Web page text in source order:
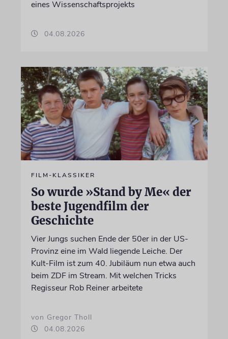
eines Wissenschaftsprojekts
04.08.2026
FILM-KLASSIKER
So wurde »Stand by Me« der
beste Jugendfilm der
Geschichte
Vier Jungs suchen Ende der 50er in der US-
Provinz eine im Wald liegende Leiche. Der
Kult-Film ist zum 40. Jubiläum nun etwa auch
beim ZDF im Stream. Mit welchen Tricks
Regisseur Rob Reiner arbeitete
von Gregor Tholl
04.08.2026